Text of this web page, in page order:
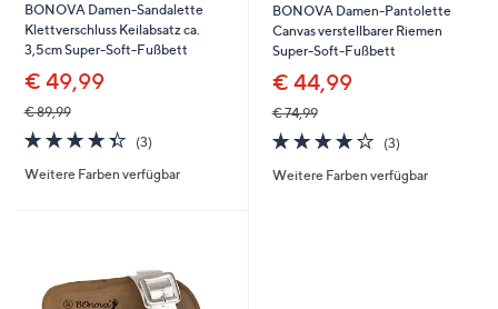
BONOVA Damen-Sandalette
Klettverschluss Keilabsatz ca.
3,5cm Super-Soft-Fußbett
€ 49,99
€ 89,99
4.3
von
5
(3)3
Weitere Farben verfügbar
BONOVA Damen-Pantolette
Canvas verstellbarer Riemen
Super-Soft-Fußbett
€ 44,99
€ 74,99
3.7
von
5
(3)3
Weitere Farben verfügbar